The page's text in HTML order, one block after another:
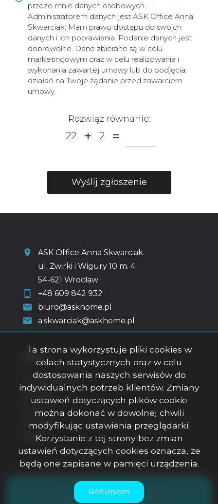
przeze mnie danych osobowych.
Administratorem danych jest ASK Office Anna
Skwarciak. Mam prawo dostępu do swoich
danych i ich poprawiania. Podanie danych jest
dobrowolne. Dane zbierane są w celu
marketingowym oraz w celu realizowania i
wykonania zawartej umowy lub do podjęcia
działań na Twoje żądanie przed zawarciem
umowy.
Rozwiąż równanie:
22 2
ASK Office Anna Skwarciak
ul. Żwirki i Wigury 10 m. 4
54-621 Wrocław
+48 609 842 932
biuro@askhome.pl
a.skwarciak@askhome.pl
Strona główna
O firmie
Kontakt
Rodo
ASK Office Anna Skwarciak © 2026
Program dla biur nieruchomości
Galactica Virgo
Ta strona wykorzystuje pliki cookies w
celach statystycznych oraz w celu
dostosowania naszych serwisów do
indywidualnych potrzeb klientów. Zmiany
ustawień dotyczących plików cookie
można dokonać w dowolnej chwili
modyfikując ustawienia przeglądarki.
Korzystanie z tej strony bez zmian
ustawień dotyczących cookies oznacza, że
będą one zapisane w pamięci urządzenia.
Rozumiem